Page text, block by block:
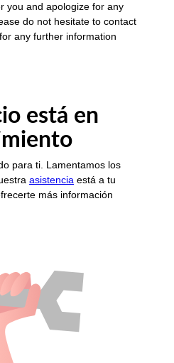
you and apologize for any
do not hesitate to contact
for any further information
está en
para ti. Lamentamos los
asistencia está a tu
más información